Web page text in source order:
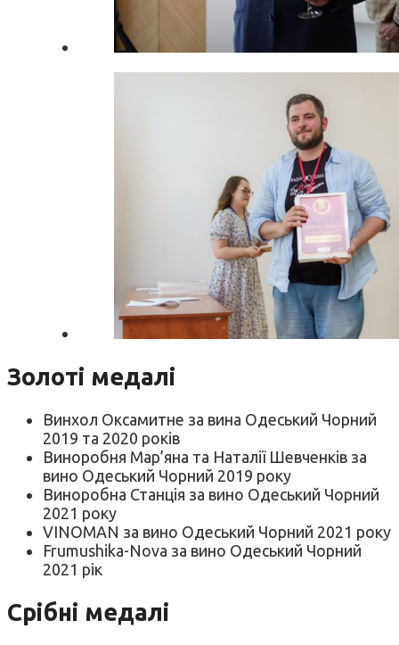
Золоті медалі
Винхол Оксамитне за вина Одеський Чорний
2019 та 2020 років
Виноробня Мар’яна та Наталії Шевченків за
вино Одеський Чорний 2019 року
Виноробна Станція за вино Одеський Чорний
2021 року
VINOMAN за вино Одеський Чорний 2021 року
Frumushika-Nova за вино Одеський Чорний
2021 рік
Срібні медалі